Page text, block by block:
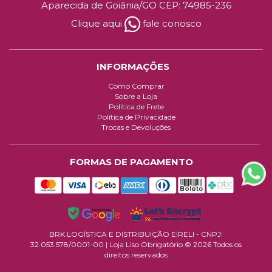
crianças e animais. Mantenha o produto em local seco, fresco e ao
abrigo de luz. Não armazenar em temperatura superior a 40º C.
Dicas
Use a linha completa e obtenha excelentes resultados.
Aparecida de Goiânia/GO CEP: 74985-236
Clique aqui
fale conosco
INFORMAÇÕES
Como Comprar
Sobre a Loja
Política de Frete
Política de Privacidade
Trocas e Devoluções
FORMAS DE PAGAMENTO
BRK LOGÍSTICA E DISTRIBUIÇÃO EIRELI - CNPJ:
32.053.578/0001-00 | Loja Liso Obrigatório © 2026 Todos os
direitos reservados